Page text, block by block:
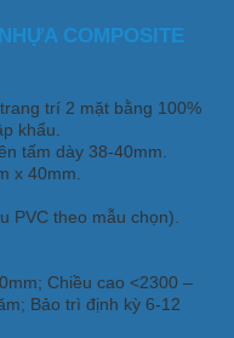
COMPOSITE
trí 2 mặt bằng 100%
khẩu.
tấm dày 38-40mm.
x 40mm.
PVC theo mẫu chọn).
Chiều cao <2300 –
Bảo trì định kỳ 6-12